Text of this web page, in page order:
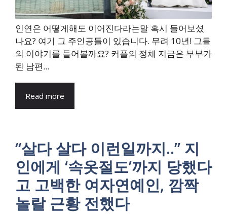
인연은 어떻게해도 이어진다라는말 혹시 들어보셨
나요? 여기 그 주인공들이 있습니다. 무려 10년! 그들
의 이야기를 들어볼까요? 커플의 정체 지금은 부부가
된 남편...
Read more
“살다 살다 이런일까지..” 지
인에게 ‘속옷절도’까지 당했다
고 고백한 여자연예인, 깜짝
놀랄 근황 전했다